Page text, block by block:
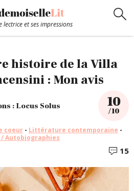
lectrice et ses impressions
de coeur
Contact
histoire de la Villa
: Mon avis
: Locus Solus 10
/ 10
coeur - Littérature contemporaine -
Autobiographies
15